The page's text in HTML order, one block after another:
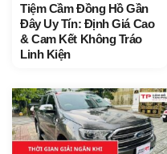
Tiệm Cầm Đồng Hồ Gần
Đây Uy Tín: Định Giá Cao
& Cam Kết Không Tráo
Linh Kiện